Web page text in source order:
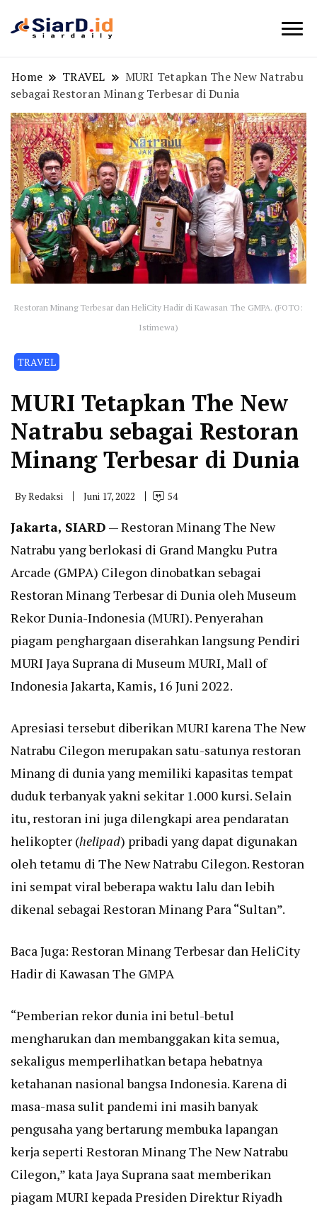
Home TRAVEL
MURI Tetapkan The New Natrabu
sebagai Restoran Minang Terbesar di Dunia
Restoran Minang Terbesar dan HeliCity Hadir di Kawasan The GMPA. (FOTO:
Istimewa)
TRAVEL
MURI Tetapkan The New
Natrabu sebagai Restoran
Minang Terbesar di Dunia
ByRedaksi Juni 17, 2022 54
Jakarta, SIARD — Restoran Minang The New
Natrabu yang berlokasi di Grand Mangku Putra
Arcade (GMPA) Cilegon dinobatkan sebagai
Restoran Minang Terbesar di Dunia oleh Museum
Rekor Dunia-Indonesia (MURI). Penyerahan
piagam penghargaan diserahkan langsung Pendiri
MURI Jaya Suprana di Museum MURI, Mall of
Indonesia Jakarta, Kamis, 16 Juni 2022.
Apresiasi tersebut diberikan MURI karena The New
Natrabu Cilegon merupakan satu-satunya restoran
Minang di dunia yang memiliki kapasitas tempat
duduk terbanyak yakni sekitar 1.000 kursi. Selain
itu, restoran ini juga dilengkapi area pendaratan
helikopter (helipad) pribadi yang dapat digunakan
oleh tetamu di The New Natrabu Cilegon. Restoran
ini sempat viral beberapa waktu lalu dan lebih
dikenal sebagai Restoran Minang Para “Sultan”.
Baca Juga: Restoran Minang Terbesar dan HeliCity
Hadir di Kawasan The GMPA
“Pemberian rekor dunia ini betul-betul
mengharukan dan membanggakan kita semua,
sekaligus memperlihatkan betapa hebatnya
ketahanan nasional bangsa Indonesia. Karena di
masa-masa sulit pandemi ini masih banyak
pengusaha yang bertarung membuka lapangan
kerja seperti Restoran Minang The New Natrabu
Cilegon,” kata Jaya Suprana saat memberikan
piagam MURI kepada Presiden Direktur Riyadh